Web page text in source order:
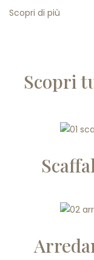
Scopri di più
Scopri